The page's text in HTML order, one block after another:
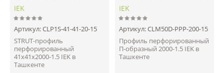
IEK
Артикул:CLP1S-41-41-20-15
STRUT-профиль
перфорированный
41x41х2000-1.5 IEK в
Ташкенте
IEK
Артикул:CLM50D-PPP-200-15
Профиль перфорированный
П-образный 2000-1.5 IEK в
Ташкенте